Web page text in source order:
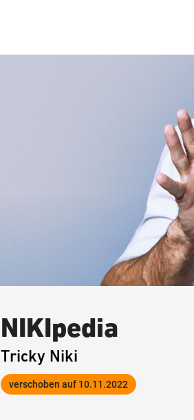
NIKIpedia
Tricky Niki
verschoben auf 10.11.2022